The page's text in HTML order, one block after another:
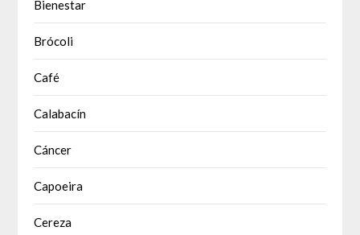
Bienestar
Brócoli
Café
Calabacín
Cáncer
Capoeira
Cereza